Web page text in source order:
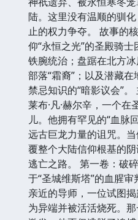
陆。这里没有温顺的驯
止的权力争夺。 故事的
仰“永恒之光”的圣殿骑
铁腕统治；盘踞在北方
部落“霜裔”；以及潜藏
禁忌知识的“暗影议会”
莱布·凡·赫尔辛，一个
儿。他拥有罕见的“血
远古巨龙力量的诅咒。
覆整个大陆信仰根基的
逃亡之路。 第一卷：破
于“圣城维斯塔”的血腥
亲近的导师，一位试图
为异端并被活活烧死。